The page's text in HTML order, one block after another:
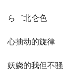
ら゛北仑色
心抽动的旋律
妖娆的我但不骚